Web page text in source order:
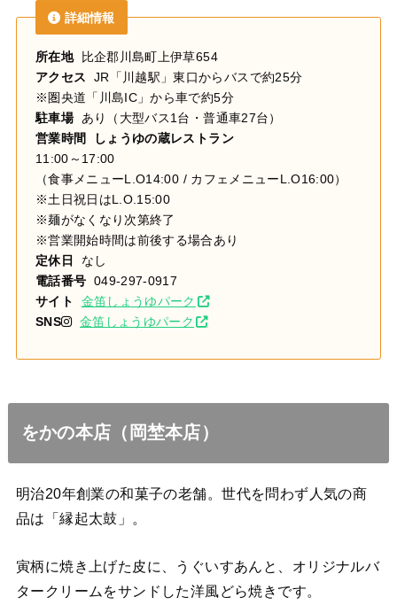
詳細情報
所在地
比企郡川島町上伊草654
アクセス JR「川越駅」東口からバスで約25分
※圏央道「川島IC」から車で約5分
駐車場あり（大型バス1台・普通車27台）
営業時間 しょうゆの蔵レストラン
11:00～17:00
（食事メニューL.O14:00 / カフェメニューL.O16:00）
※土日祝日はL.O.15:00
※麺がなくなり次第終了
※営業開始時間は前後する場合あり
定休日
なし
電話番号 049-297-0917
サイト
金笛しょうゆパーク
SNS
金笛しょうゆパーク
をかの本店（岡埜本店）
明治20年創業の和菓子の老舗。世代を問わず人気の商
品は「縁起太鼓」。
寅柄に焼き上げた皮に、うぐいすあんと、オリジナルバ
タークリームをサンドした洋風どら焼きです。